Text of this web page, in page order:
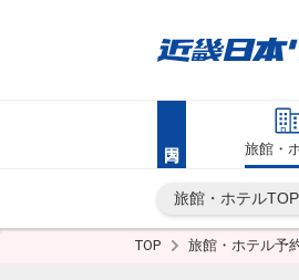
旅館・
旅館・ホテルTOP
TOP 旅館・ホテル予